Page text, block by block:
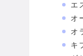
エ
オ
オ
キ